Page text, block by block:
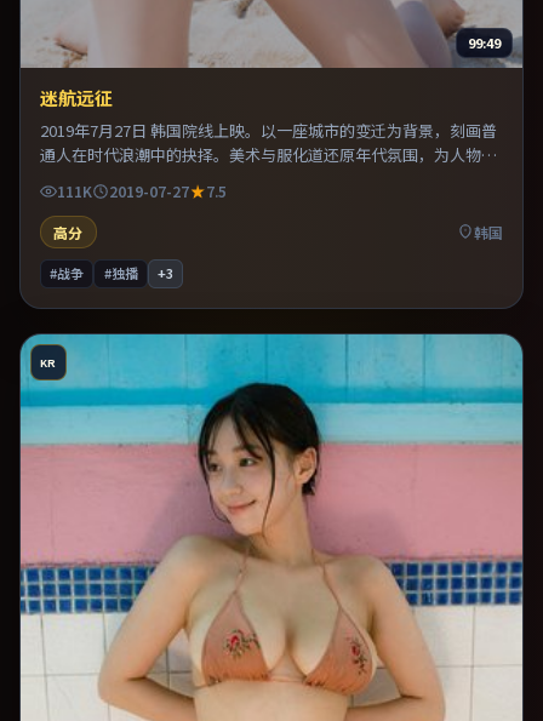
99:49
迷航远征
2019年7月27日 韩国院线上映。以一座城市的变迁为背景，刻画普
通人在时代浪潮中的抉择。美术与服化道还原年代氛围，为人物动
机提供可信支撑。既有类型片爽感，也保留作者表达，口碑潜力不
俗。
111K 2019-07-27
7.5
高分
韩国
#战争 #独播 +3
KR